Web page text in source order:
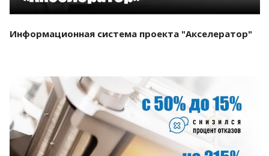
Информационная система проекта "Акселератор"